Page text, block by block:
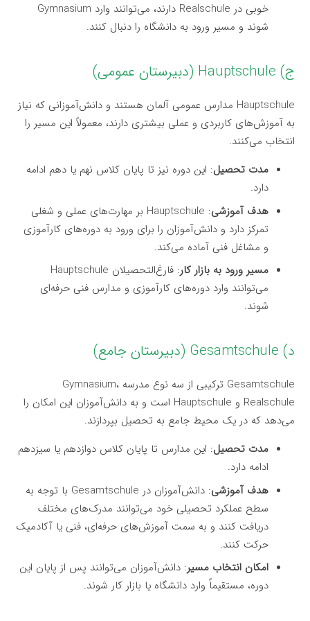
خوبی در Realschule دارند، می‌توانند وارد Gymnasium
شوند و مسیر ورود به دانشگاه را دنبال کنند.
ج) Hauptschule (دبیرستان عمومی)
Hauptschule مدارس عمومی آلمان هستند و دانش‌آموزانی که نیاز
به آموزش‌های کاربردی و عملی بیشتری دارند، معمولاً این مسیر را
انتخاب می‌کنند.
مدت تحصیل: این دوره نیز تا پایان کلاس نهم یا دهم ادامه
دارد.
هدف آموزشی
: Hauptschule بر مهارت‌های عملی و شغلی
تمرکز دارد و دانش‌آموزان را برای ورود به دوره‌های کارآموزی
و مشاغل فنی آماده می‌کند.
مسیر ورود به بازار کار
: فارغ‌التحصیلان Hauptschule
می‌توانند وارد دوره‌های کارآموزی و مدارس فنی حرفه‌ای
شوند.
د) Gesamtschule (دبیرستان جامع)
Gesamtschule ترکیبی از سه نوع مدرسه Gymnasium،
Realschule و Hauptschule است و به دانش‌آموزان این امکان را
می‌دهد که در یک محیط جامع به تحصیل بپردازند.
مدت تحصیل: این مدارس تا پایان کلاس دوازدهم یا سیزدهم
ادامه دارد.
هدف آموزشی
: دانش‌آموزان در Gesamtschule با توجه به
سطح عملکرد تحصیلی خود می‌توانند مدرک‌های مختلف
دریافت کنند و به سمت آموزش‌های حرفه‌ای، فنی یا آکادمیک
حرکت کنند.
امکان انتخاب مسیر: دانش‌آموزان می‌توانند پس از پایان این
دوره، مستقیماً وارد دانشگاه یا بازار کار شوند.